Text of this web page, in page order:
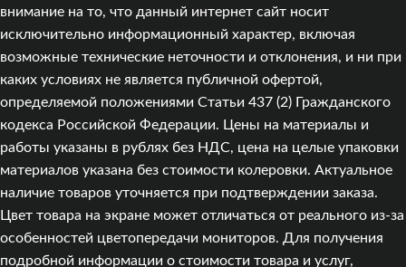
внимание на то, что данный интернет сайт носит
исключительно информационный характер, включая
возможные технические неточности и отклонения, и ни при
каких условиях не является публичной офертой,
определяемой положениями Статьи 437 (2) Гражданского
кодекса Российской Федерации. Цены на материалы и
работы указаны в рублях без НДС, цена на целые упаковки
материалов указана без стоимости колеровки. Актуальное
наличие товаров уточняется при подтверждении заказа.
Цвет товара на экране может отличаться от реального из‑за
особенностей цветопередачи мониторов. Для получения
подробной информации о стоимости товара и услуг,